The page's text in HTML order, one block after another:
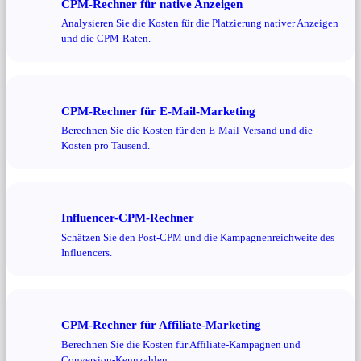
CPM-Rechner für native Anzeigen
Analysieren Sie die Kosten für die Platzierung nativer Anzeigen
und die CPM-Raten.
CPM-Rechner für E-Mail-Marketing
Berechnen Sie die Kosten für den E-Mail-Versand und die
Kosten pro Tausend.
Influencer-CPM-Rechner
Schätzen Sie den Post-CPM und die Kampagnenreichweite des
Influencers.
CPM-Rechner für Affiliate-Marketing
Berechnen Sie die Kosten für Affiliate-Kampagnen und